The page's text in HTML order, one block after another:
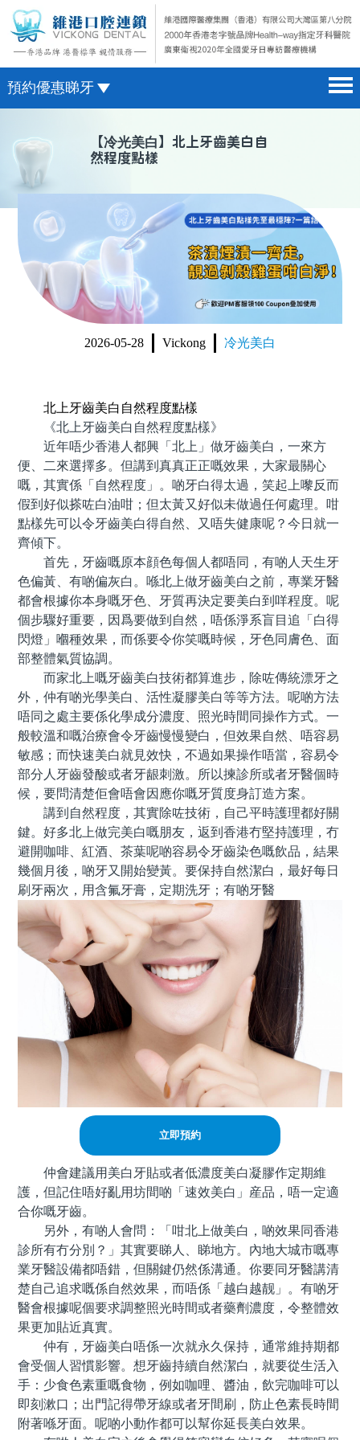
預約優惠睇牙
醫院簡介 hospital introduction
醫生介紹 doctor introduction
醫療新聞 medical news
種植牙 dental implant
箍牙 orthodontics
收費標準 change standard
微信預約
WhatsApp預約
【冷光美白】北上牙齒美白自
然程度點樣
2026-05-28 Vickong 冷光美白
北上牙齒美白自然程度點樣
《北上牙齒美白自然程度點樣》
近年唔少香港人都興「北上」做牙齒美白，一來方
便、二來選擇多。但講到真真正正嘅效果，大家最關心
嘅，其實係「自然程度」。啲牙白得太過，笑起上嚟反而
假到好似搽咗白油咁；但太黃又好似未做過任何處理。咁
點樣先可以令牙齒美白得自然、又唔失健康呢？今日就一
齊傾下。
首先，牙齒嘅原本顔色每個人都唔同，有啲人天生牙
色偏黃、有啲偏灰白。喺北上做牙齒美白之前，專業牙醫
都會根據你本身嘅牙色、牙質再決定要美白到咩程度。呢
個步驟好重要，因爲要做到自然，唔係淨系盲目追「白得
閃燈」嗰種效果，而係要令你笑嘅時候，牙色同膚色、面
部整體氣質協調。
而家北上嘅牙齒美白技術都算進步，除咗傳統漂牙之
外，仲有啲光學美白、活性凝膠美白等等方法。呢啲方法
唔同之處主要係化學成分濃度、照光時間同操作方式。一
般較溫和嘅治療會令牙齒慢慢變白，但效果自然、唔容易
敏感；而快速美白就見效快，不過如果操作唔當，容易令
部分人牙齒發酸或者牙龈刺激。所以揀診所或者牙醫個時
候，要問清楚佢會唔會因應你嘅牙質度身訂造方案。
講到自然程度，其實除咗技術，自己平時護理都好關
鍵。好多北上做完美白嘅朋友，返到香港冇堅持護理，冇
避開咖啡、紅酒、茶葉呢啲容易令牙齒染色嘅飲品，結果
幾個月後，啲牙又開始變黃。要保持自然潔白，最好每日
刷牙兩次，用含氟牙膏，定期洗牙；有啲牙醫
立即預約
仲會建議用美白牙貼或者低濃度美白凝膠作定期維
護，但記住唔好亂用坊間啲「速效美白」産品，唔一定適
合你嘅牙齒。
另外，有啲人會問：「咁北上做美白，啲效果同香港
診所有冇分別？」其實要睇人、睇地方。內地大城市嘅專
業牙醫設備都唔錯，但關鍵仍然係溝通。你要同牙醫講清
楚自己追求嘅係自然效果，而唔係「越白越靓」。有啲牙
醫會根據呢個要求調整照光時間或者藥劑濃度，令整體效
果更加貼近真實。
仲有，牙齒美白唔係一次就永久保持，通常維持期都
會受個人習慣影響。想牙齒持續自然潔白，就要從生活入
手：少食色素重嘅食物，例如咖哩、醬油，飲完咖啡可以
即刻漱口；出門記得帶牙線或者牙間刷，防止色素長時間
附著喺牙面。呢啲小動作都可以幫你延長美白效果。